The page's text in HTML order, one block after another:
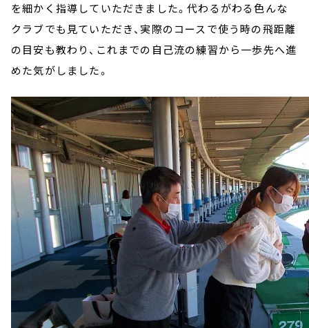
を細かく指導していただきました。代わるがわる色んな
クラブでも見ていただき、実際のコースで使う時の飛距離
の目安も教わり、これまでの自己流の練習から一歩先へ進
めた気がしました。